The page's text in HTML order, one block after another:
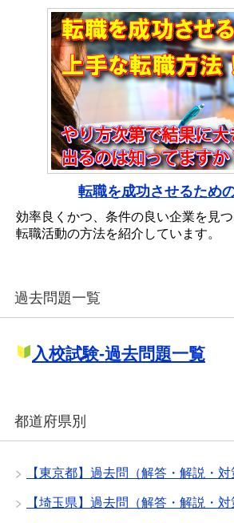
転職を成功させるため
効率良くかつ、条件の良い企業を見
転職活動の方法を紹介しています。
過去問題一覧
入校試験-過去問題一覧
都道府県別
【東京都】過去問（解答・解説・対
【埼玉県】過去問（解答・解説・対